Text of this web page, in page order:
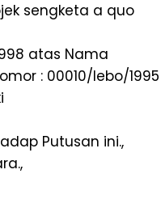
sengketa a quo
atas Nama
: 00010/lebo/1995
Putusan ini.,